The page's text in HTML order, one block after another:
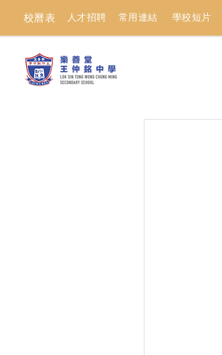
常用連結
人才招聘
校曆表 學校短片